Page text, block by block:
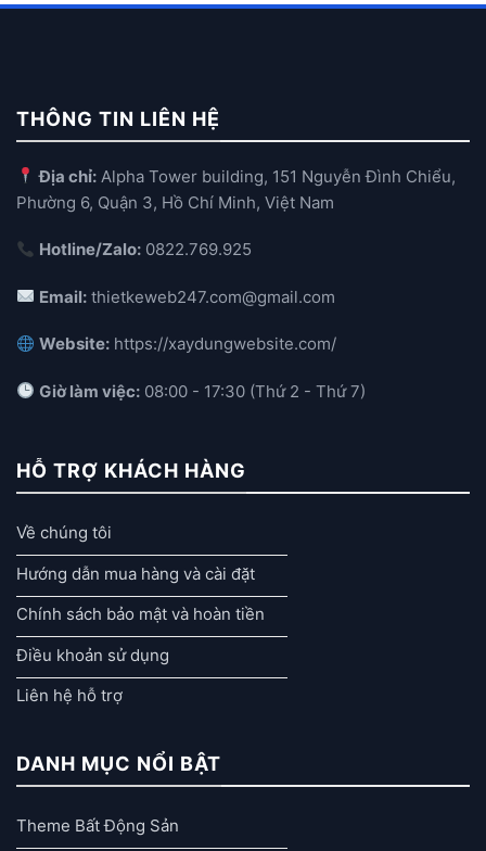
THÔNG TIN LIÊN HỆ
Địa chỉ: Alpha Tower building, 151 Nguyễn Đình Chiểu,
Phường 6, Quận 3, Hồ Chí Minh, Việt Nam
Hotline/Zalo: 0822.769.925
Email: thietkeweb247.com@gmail.com
Website: https://xaydungwebsite.com/
Giờ làm việc: 08:00 - 17:30 (Thứ 2 - Thứ 7)
HỖ TRỢ KHÁCH HÀNG
Về chúng tôi
Hướng dẫn mua hàng và cài đặt
Chính sách bảo mật và hoàn tiền
Điều khoản sử dụng
Liên hệ hỗ trợ
DANH MỤC NỔI BẬT
Theme Bất Động Sản